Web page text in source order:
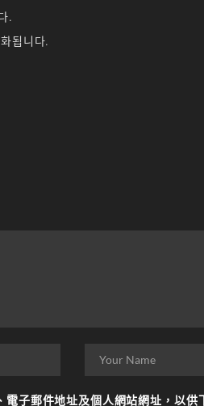
.
됩니다.
電子郵件地址及個人網站網址，以供